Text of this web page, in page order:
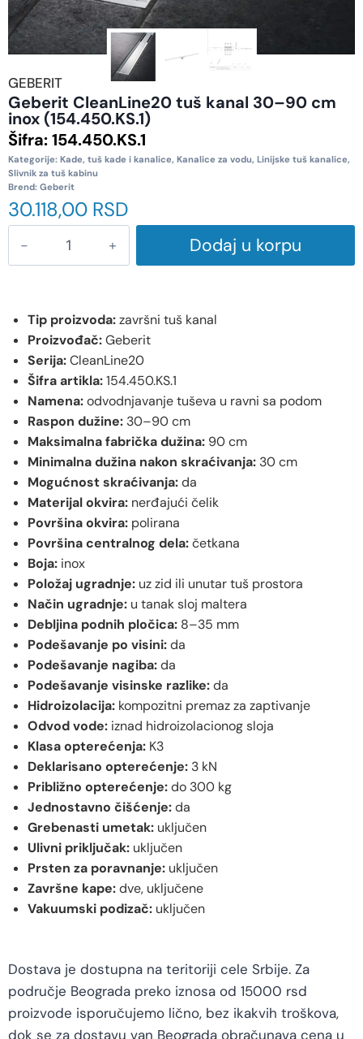
GEBERIT
Geberit CleanLine20 tuš kanal 30–90 cm
inox (154.450.KS.1)
Šifra:154.450.KS.1
Kategorije: Kade, tuš kade i kanalice, Kanalice za vodu, Linijske tuš kanalice,
Slivnik za tuš kabinu
Brend: Geberit
30.118,00 RSD
Dodaj u korpu
Tip proizvoda:završni tuš kanal
Proizvođač:Geberit
Serija:CleanLine20
Šifra artikla:154.450.KS.1
Namena:odvodnjavanje tuševa u ravni sa podom
Raspon dužine: 30–90 cm
Maksimalna fabrička dužina: 90 cm
Minimalna dužina nakon skraćivanja: 30 cm
Mogućnost skraćivanja:da
Materijal okvira: nerđajući čelik
Površina okvira: polirana
Površina centralnog dela:četkana
Boja: inox
Položaj ugradnje: uz zid ili unutar tuš prostora
Način ugradnje: u tanak sloj maltera
Debljina podnih pločica: 8–35 mm
Podešavanje po visini:da
Podešavanje nagiba:da
Podešavanje visinske razlike:da
Hidroizolacija: kompozitni premaz za zaptivanje
Odvod vode: iznad hidroizolacionog sloja
Klasa opterećenja: K3
Deklarisano opterećenje: 3 kN
Približno opterećenje:do 300 kg
Jednostavno čišćenje:da
Grebenasti umetak: uključen
Ulivni priključak: uključen
Prsten za poravnanje: uključen
Završne kape:dve, uključene
Vakuumski podizač: uključen
Dostava je dostupna na teritoriji cele Srbije. Za
područje Beograda preko iznosa od 15000 rsd
proizvode isporučujemo lično, bez ikakvih troškova,
dok se za dostavu van Beograda obračunava cena u